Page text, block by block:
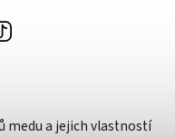
medu a jejich vlastností